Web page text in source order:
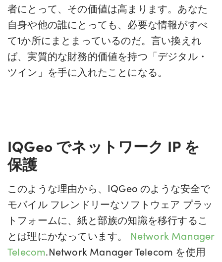
者にとって、その価値は高まります。あなた
自身や他の誰にとっても、必要な情報がすべ
て1か所にまとまっているのだ。言い換えれ
ば、実質的な財務的価値を持つ「デジタル・
ツイン」を手に入れたことになる。
IQGeo でネットワーク IP を
保護
このような理由から、IQGeo のような安全で
モバイル フレンドリーなソフトウェア プラッ
トフォームに、紙と部族の知識を移行するこ
とは理にかなっています。 Network Manager
Telecom.Network Manager Telecom を使用